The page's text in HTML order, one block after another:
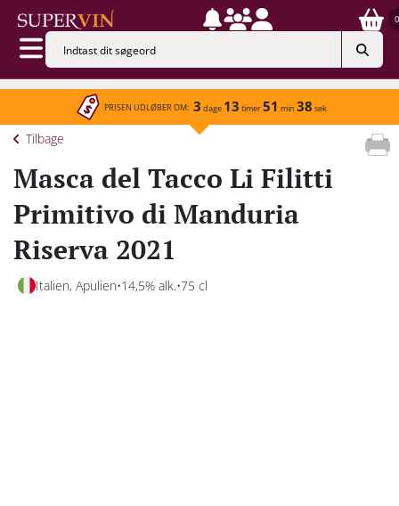
0
PRISEN UDLØBER OM: 3 dage 13 timer51 min 38 sek
Tilbage
Masca del Tacco Li Filitti
Primitivo di Manduria
Riserva 2021
Italien, Apulien 14,5% alk. 75 cl